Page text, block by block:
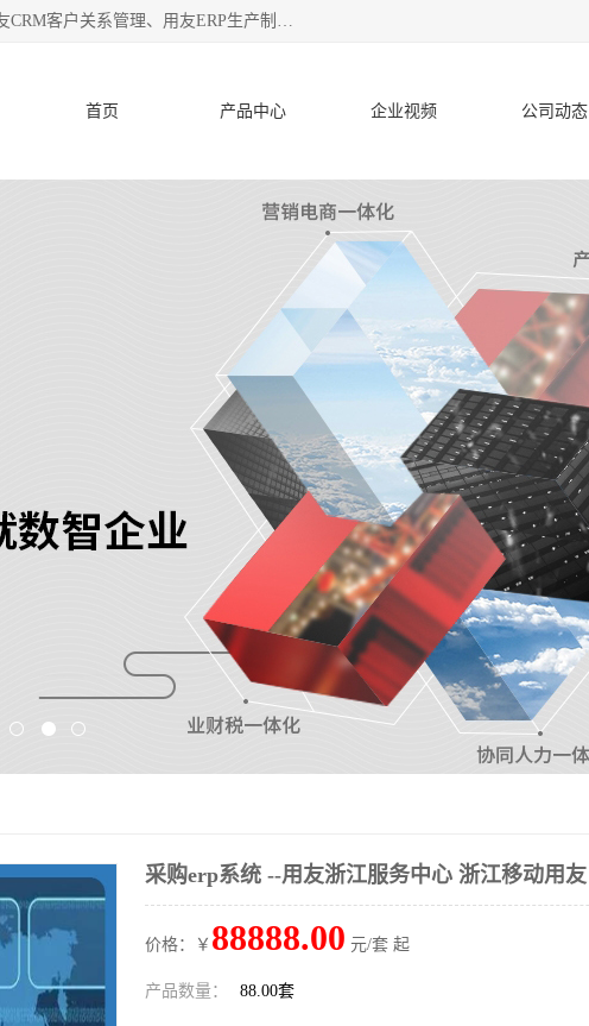
杭州协友软件有限公司主营：用友财务软件、用友进销存软件、用友OA办公自动化、用友CRM客户关系管理、用友ERP生产制造管理等;是一家用友管理软件咨询服务商。自创立至今，一直致力于为客户提供顾问式ERP管理解决方案务，为企业提供了财务管理、供应链和物流管理、生产制造管理、管理、知识与协同管理、客户关系管理等信息化建设领域的应用。
首页 产品中心 企业视频 公司动态
采购erp系统 --用友浙江服务中心 浙江移动用友
价格：￥ 88888.00 元/套 起
产品数量： 88.00套